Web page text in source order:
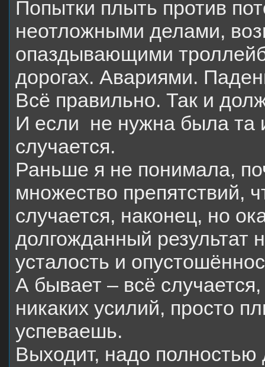
Попытки плыть против
неотложными делами,
опаздывающими
дорогах. Авариями.
Всё правильно. Так и
И если не нужна была та
случается.
Раньше я не понимала,
множество препятствий,
случается, наконец, но
долгожданный результат
усталость и
А бывает – всё
никаких усилий, просто
успеваешь.
Выходит, надо полностью